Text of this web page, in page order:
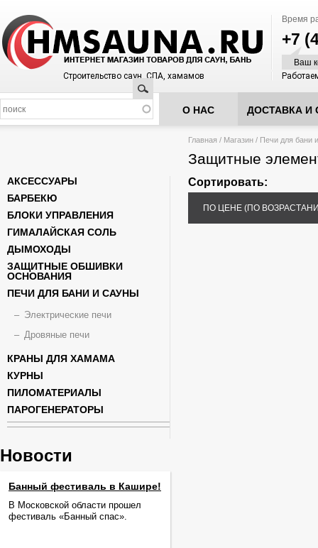
Время
+7
Ваш
Строительство саун, СПА, хамамов
Поиск
О НАС ДОСТАВКА И
Вы здесь
Главная / Магазин / Печи для бани
Защитные
Сортировать:
ПО ЦЕНЕ (ПО
АКСЕССУАРЫ
БАРБЕКЮ
БЛОКИ УПРАВЛЕНИЯ
ГИМАЛАЙСКАЯ СОЛЬ
ДЫМОХОДЫ
ЗАЩИТНЫЕ ОБШИВКИ
ОСНОВАНИЯ
ПЕЧИ ДЛЯ БАНИ И САУНЫ
Электрические печи
Дровяные печи
КРАНЫ ДЛЯ ХАМАМА
КУРНЫ
ПИЛОМАТЕРИАЛЫ
ПАРОГЕНЕРАТОРЫ
Новости
Банный фестиваль в Кашире!
В Московской области прошел
фестиваль «Банный спас».